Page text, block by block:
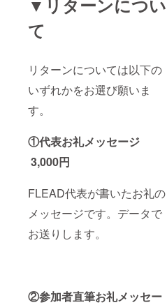
▼リターンについ
て
リターンについては以下の
いずれかをお選び願いま
す。
①代表お礼メッセージ
3,000円
FLEAD代表が書いたお礼の
メッセージです。データで
お送りします。
②参加者直筆お礼メッセー